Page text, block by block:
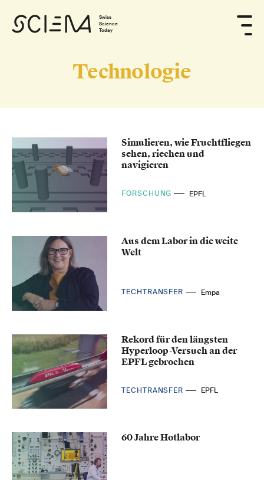
Swiss
Science
Today
Technologie
Simulieren, wie Fruchtfliegen
sehen, riechen und
navigieren
FORSCHUNG EPFL
Aus dem Labor in die weite
Welt
TECHTRANSFER Empa
Rekord für den längsten
Hyperloop-Versuch an der
EPFL gebrochen
TECHTRANSFER EPFL
60 Jahre Hotlabor